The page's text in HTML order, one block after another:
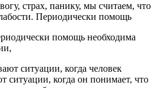
страх, панику, мы считаем, что
Периодически помощь
помощь необходима
ситуации, когда человек
ситуации, когда он понимает, что